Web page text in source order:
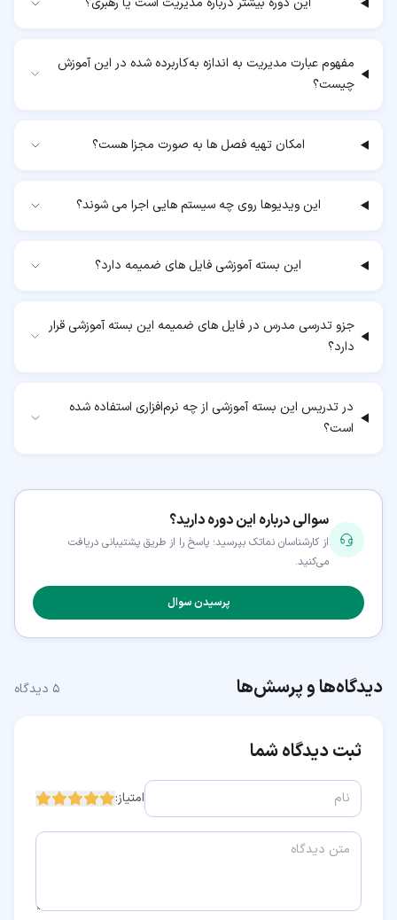
مفهوم عبارت مدیریت به اندازه به‌کاربرده شده در این آموزش
چیست؟
امکان تهیه فصل ها به صورت مجزا هست؟
این ویدیوها روی چه سیستم هایی اجرا می شوند؟
این بسته آموزشی فایل های ضمیمه دارد؟
جزو تدرسی مدرس در فایل های ضمیمه این بسته آموزشی قرار
دارد؟
در تدریس این بسته آموزشی از چه نرم‌افزاری استفاده شده
است؟
سوالی درباره این دوره دارید؟
از کارشناسان نماتک بپرسید؛ پاسخ را از طریق پشتیبانی دریافت
می‌کنید.
پرسیدن سوال
دیدگاه‌ها و پرسش‌ها ۵ دیدگاه
ثبت دیدگاه شما
امتیاز: